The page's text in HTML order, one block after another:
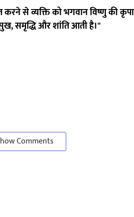
से व्यक्ति को भगवान विष्णु की कृपा
समृद्धि और शांति आती है।"
Comments